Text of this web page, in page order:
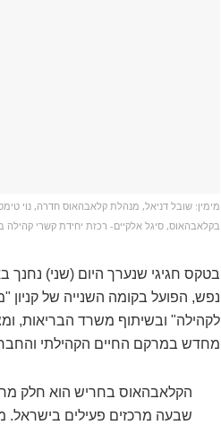
מימין: שובל דניאל, מנהלת קלאבהאוס חדרה, נוי
בקלאבהאוס, סיגל אלקיים- רכזת יחידת קשרי קהילה
בטקס חגיגי שנערך היום (שני) נחנך
לקהילה" ובשיתוף משרד הבריאות,
מחדש במרקם החיים הקהילתי
שבעה מרכזים פעילים בישראל.